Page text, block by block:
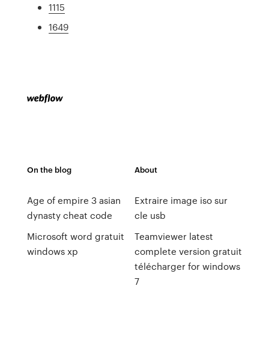
1115
1649
On the blog
Age of empire 3 asian
dynasty cheat code
Microsoft word gratuit
windows xp
About
Extraire image iso sur
cle usb
Teamviewer latest
complete version gratuit
télécharger for windows
7